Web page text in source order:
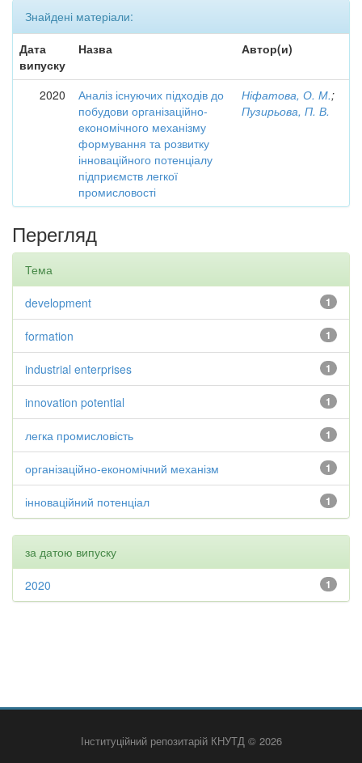
Знайдені матеріали:
Дата
випуску
Назва Автор(и)
2020
Аналіз існуючих підходів до
побудови організаційно-
економічного механізму
формування та розвитку
інноваційного потенціалу
підприємств легкої
промисловості
Ніфатова, О. М.;
Пузирьова, П. В.
Перегляд
Тема
1
development
1
formation
1
industrial enterprises
1
innovation potential
1
легка промисловість
1
організаційно-економічний механізм
1
інноваційний потенціал
за датою випуску
1
2020
Інституційний репозитарій КНУТД © 2026